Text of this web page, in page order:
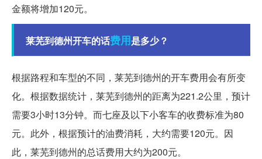
金额将增加120元。
莱芜到德州开车的话费用是多少？
根据路程和车型的不同，莱芜到德州的开车费用会有所变
化。根据数据统计，莱芜到德州的距离为221.2公里，预计
需要3小时13分钟。而七座及以下小客车的收费标准为80
元。此外，根据预计的油费消耗，大约需要120元。因
此，莱芜到德州的总话费用大约为200元。